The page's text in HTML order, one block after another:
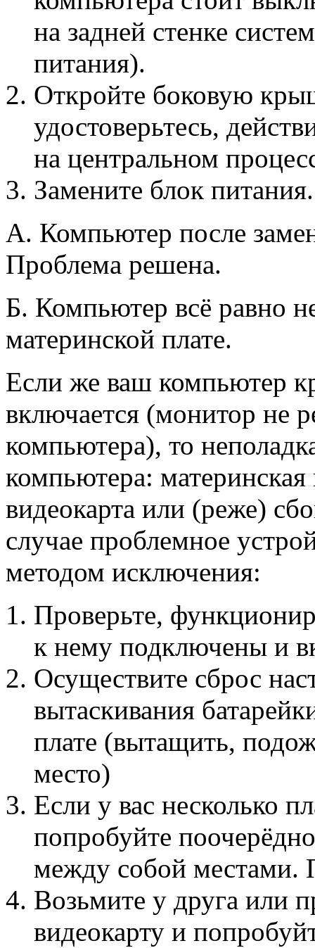
на задней стенке
питания).
Откройте боковую
удостоверьтесь,
на центральном
Замените блок
А. Компьютер после
Проблема решена.
Б. Компьютер всё равно
материнской плате.
Если же ваш компьютер
включается (монитор не
компьютера), то
компьютера: материнская
видеокарта или (реже)
случае проблемное
методом исключения:
Проверьте,
к нему подключены и
Осуществите сброс
вытаскивания
плате (вытащить,
место)
Если у вас несколько
попробуйте
между собой местами.
Возьмите у друга или
видеокарту и